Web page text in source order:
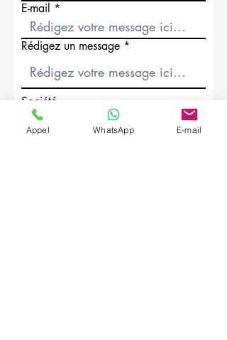
E-mail
Rédigez un message
Société
Appel WhatsApp E-mail